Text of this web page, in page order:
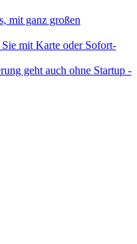
mit ganz großen
mit Karte oder Sofort-
geht auch ohne Startup -